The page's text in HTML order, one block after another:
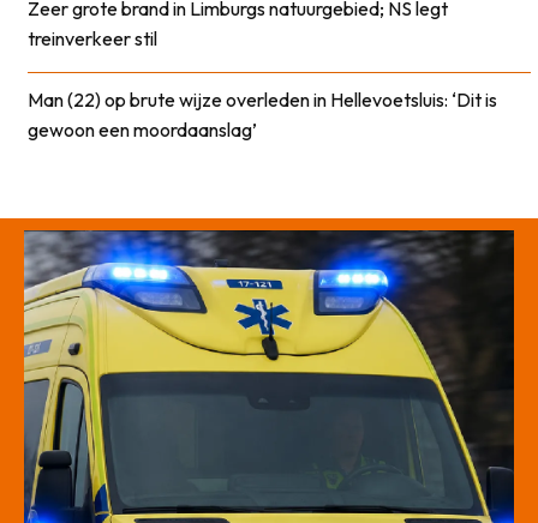
Zeer grote brand in Limburgs natuurgebied; NS legt
treinverkeer stil
Man (22) op brute wijze overleden in Hellevoetsluis: ‘Dit is
gewoon een moordaanslag’